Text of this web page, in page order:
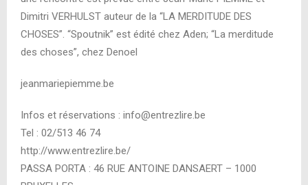
Dimitri VERHULST auteur de la “LA MERDITUDE DES
CHOSES”. “Spoutnik” est édité chez Aden; “La merditude
des choses”, chez Denoel
jeanmariepiemme.be
Infos et réservations : info@entrezlire.be
Tel : 02/513 46 74
http://www.entrezlire.be/
PASSA PORTA : 46 RUE ANTOINE DANSAERT – 1000